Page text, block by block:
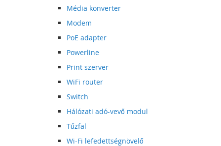
Média konverter
Modem
PoE adapter
Powerline
Print szerver
WiFi router
Switch
Hálózati adó-vevő modul
Tűzfal
Wi-Fi lefedettségnövelő